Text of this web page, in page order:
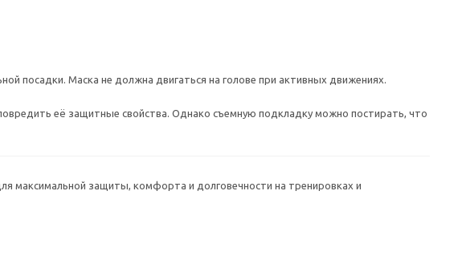
посадки. Маска не должна двигаться на голове при активных движениях.
её защитные свойства. Однако съемную подкладку можно постирать, что
максимальной защиты, комфорта и долговечности на тренировках и